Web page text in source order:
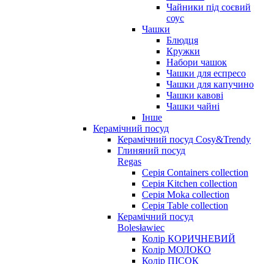
Чайники під соєвий
соус
Чашки
Блюдця
Кружки
Набори чашок
Чашки для еспресо
Чашки для капучино
Чашки кавові
Чашки чайні
Інше
Керамічний посуд
Керамічний посуд Cosy&Trendy
Глиняний посуд
Regas
Серія Containers collection
Серія Kitchen collection
Серія Moka collection
Серія Table collection
Керамічний посуд
Bolesławiec
Колір КОРИЧНЕВИЙ
Колір МОЛОКО
Колір ПІСОК